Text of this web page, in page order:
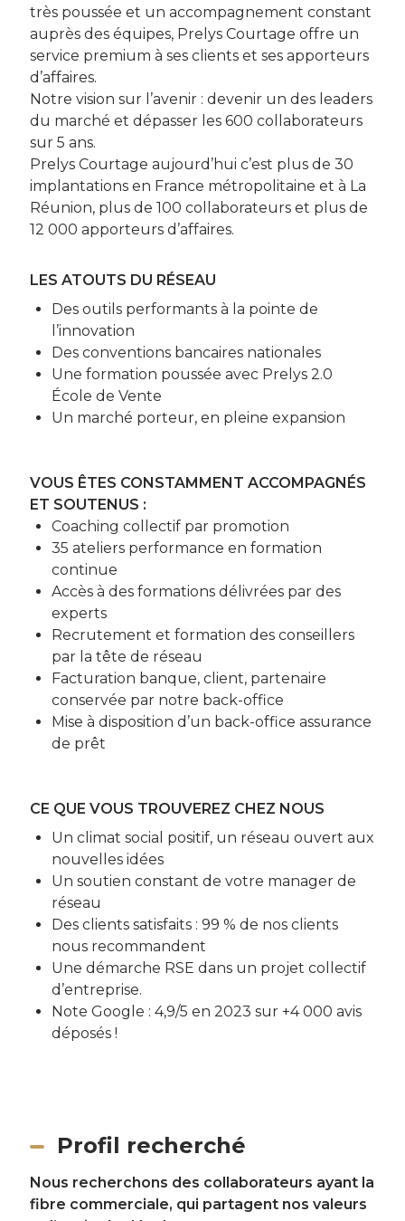
très poussée et un accompagnement constant
auprès des équipes, Prelys Courtage offre un
service premium à ses clients et ses apporteurs
d’affaires.
Notre vision sur l’avenir : devenir un des leaders
du marché et dépasser les 600 collaborateurs
sur 5 ans.
Prelys Courtage aujourd’hui c’est plus de 30
implantations en France métropolitaine et à La
Réunion, plus de 100 collaborateurs et plus de
12 000 apporteurs d’affaires.
LES ATOUTS DU RÉSEAU
Des outils performants à la pointe de
l’innovation
Des conventions bancaires nationales
Une formation poussée avec Prelys 2.0
École de Vente
Un marché porteur, en pleine expansion
VOUS ÊTES CONSTAMMENT ACCOMPAGNÉS
ET SOUTENUS :
Coaching collectif par promotion
35 ateliers performance en formation
continue
Accès à des formations délivrées par des
experts
Recrutement et formation des conseillers
par la tête de réseau
Facturation banque, client, partenaire
conservée par notre back-office
Mise à disposition d’un back-office assurance
de prêt
CE QUE VOUS TROUVEREZ CHEZ NOUS
Un climat social positif, un réseau ouvert aux
nouvelles idées
Un soutien constant de votre manager de
réseau
Des clients satisfaits : 99 % de nos clients
nous recommandent
Une démarche RSE dans un projet collectif
d’entreprise.
Note Google : 4,9/5 en 2023 sur +4 000 avis
déposés !
Profil recherché
Nous recherchons des collaborateurs ayant la
fibre commerciale, qui partagent nos valeurs